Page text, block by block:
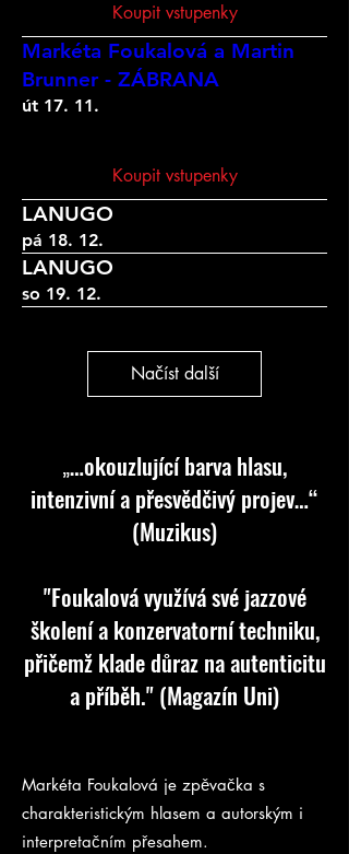
Koupit vstupenky
Markéta Foukalová a Martin
Brunner - ZÁBRANA
út 17. 11.
Koupit vstupenky
LANUGO
pá 18. 12.
LANUGO
so 19. 12.
Načíst další
​​„…okouzlující barva hlasu,
intenzivní a přesvědčivý projev…“
(Muzikus)​
​"Foukalová využívá své jazzové
školení a konzervatorní techniku,
přičemž klade důraz na autenticitu
a příběh." (Magazín Uni)
Markéta Foukalová je zpěvačka s
charakteristickým hlasem a autorským i
interpretačním přesahem.